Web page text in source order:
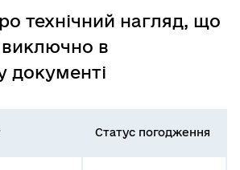
технічний нагляд, що
в
документі
Статус погодження